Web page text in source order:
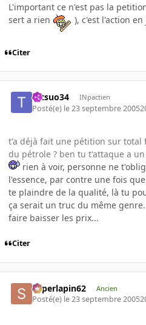
L'important ce n'est pas la
sert a rien
), c'est l'action
Citer
tetsuo34 INpactien
Posté(e) le 23 septembre 2005
t'a déjà fait une pétition sur total
du pétrole ? ben tu t'attaque a
rien à voir, personne ne
l'essence, par contre une fois
te plaindre de la qualité, là tu
ça serait un truc du même
faire baisser les prix...
Citer
superlapin62 Ancien
Posté(e) le 23 septembre 2005